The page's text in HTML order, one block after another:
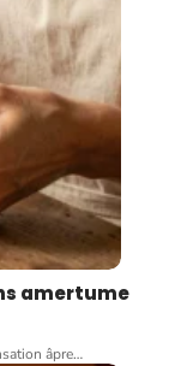
amertume
âpre…